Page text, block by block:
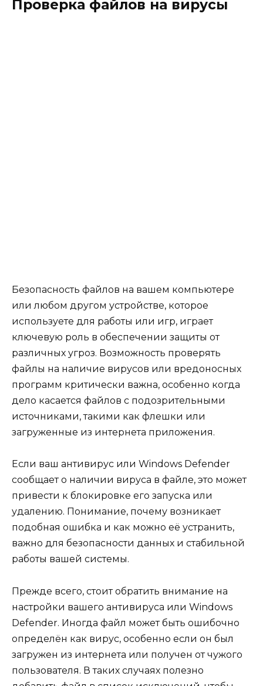
Проверка файлов на вирусы
Безопасность файлов на вашем компьютере
или любом другом устройстве, которое
используете для работы или игр, играет
ключевую роль в обеспечении защиты от
различных угроз. Возможность проверять
файлы на наличие вирусов или вредоносных
программ критически важна, особенно когда
дело касается файлов с подозрительными
источниками, такими как флешки или
загруженные из интернета приложения.
Если ваш антивирус или Windows Defender
сообщает о наличии вируса в файле, это может
привести к блокировке его запуска или
удалению. Понимание, почему возникает
подобная ошибка и как можно её устранить,
важно для безопасности данных и стабильной
работы вашей системы.
Прежде всего, стоит обратить внимание на
настройки вашего антивируса или Windows
Defender. Иногда файл может быть ошибочно
определён как вирус, особенно если он был
загружен из интернета или получен от чужого
пользователя. В таких случаях полезно